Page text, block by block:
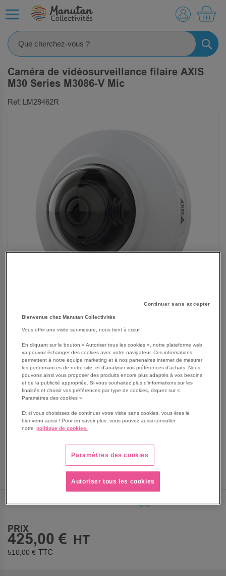
Caméra de vidéosurveillance filaire AXIS
M30 Series M3086-V Mic
Ref: LM28462R
SKIP
BEGINNING
IMAGES
GALLERY
Les avantages
Caméra de vidéosurveillance AXIS M30 Series M3086-
V Mic
Design compact et discret
WDR et Lightfinder
Voir le descriptif complet
Sous 4 semaines
PRIX
425,00 €
510,00 €
Continuer sans accepter
Bienvenue chez Manutan Collectivités
Vous offrir une visite sur-mesure, nous tient à cœur !
En cliquant sur le bouton « Autoriser tous les cookies », notre plateforme web
va pouvoir échanger des cookies avec votre navigateur. Ces informations
permettent à notre équipe marketing et à nos partenaires internet de mesurer
les performances de notre site, et d'analyser vos préférences d'achats. Nous
pouvons ainsi vous proposer des produits encore plus adaptés à vos besoins
et de la publicité appropriée. Si vous souhaitez plus d'informations sur les
finalités et choisir vos préférences par type de cookies, cliquez sur «
Paramètres des cookies ».
Et si vous choisissez de continuer votre visite sans cookies, vous êtes le
bienvenu aussi ! Pour en savoir plus, vous pouvez aussi consulter
notre politique de cookies.
Paramètres des cookies
Autoriser tous les cookies